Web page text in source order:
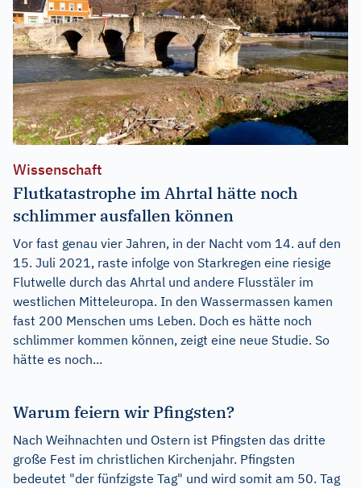
Wissenschaft
Flutkatastrophe im Ahrtal hätte noch
schlimmer ausfallen können
Vor fast genau vier Jahren, in der Nacht vom 14. auf den
15. Juli 2021, raste infolge von Starkregen eine riesige
Flutwelle durch das Ahrtal und andere Flusstäler im
westlichen Mitteleuropa. In den Wassermassen kamen
fast 200 Menschen ums Leben. Doch es hätte noch
schlimmer kommen können, zeigt eine neue Studie. So
hätte es noch...
Warum feiern wir Pfingsten?
Nach Weihnachten und Ostern ist Pfingsten das dritte
große Fest im christlichen Kirchenjahr. Pfingsten
bedeutet "der fünfzigste Tag" und wird somit am 50. Tag